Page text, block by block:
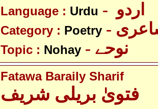
Language : Urdu
Category : Poetry
Topic : Nohay
Fatawa Baraily Sharif
فتویٰ بریلی شریف